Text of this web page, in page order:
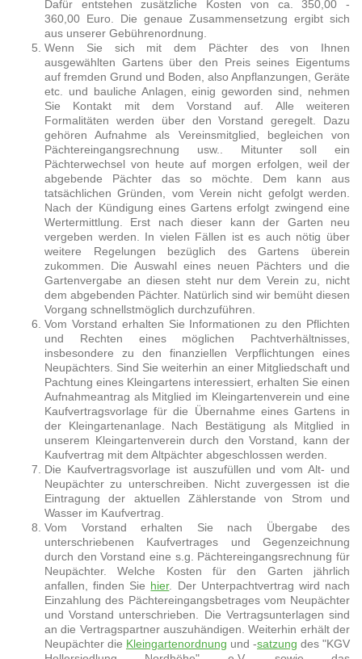
Dafür entstehen zusätzliche Kosten von ca. 350,00 -
360,00 Euro. Die genaue Zusammensetzung ergibt sich
aus unserer Gebührenordnung.
Wenn Sie sich mit dem Pächter des von Ihnen
ausgewählten Gartens über den Preis seines Eigentums
auf fremden Grund und Boden, also Anpflanzungen, Geräte
etc. und bauliche Anlagen, einig geworden sind, nehmen
Sie Kontakt mit dem Vorstand auf. Alle weiteren
Formalitäten werden über den Vorstand geregelt. Dazu
gehören Aufnahme als Vereinsmitglied, begleichen von
Pächtereingangsrechnung usw.. Mitunter soll ein
Pächterwechsel von heute auf morgen erfolgen, weil der
abgebende Pächter das so möchte. Dem kann aus
tatsächlichen Gründen, vom Verein nicht gefolgt werden.
Nach der Kündigung eines Gartens erfolgt zwingend eine
Wertermittlung. Erst nach dieser kann der Garten neu
vergeben werden. In vielen Fällen ist es auch nötig über
weitere Regelungen bezüglich des Gartens überein
zukommen. Die Auswahl eines neuen Pächters und die
Gartenvergabe an diesen steht nur dem Verein zu, nicht
dem abgebenden Pächter. Natürlich sind wir bemüht diesen
Vorgang schnellstmöglich durchzuführen.
Vom Vorstand erhalten Sie Informationen zu den Pflichten
und Rechten eines möglichen Pachtverhältnisses,
insbesondere zu den finanziellen Verpflichtungen eines
Neupächters. Sind Sie weiterhin an einer Mitgliedschaft und
Pachtung eines Kleingartens interessiert, erhalten Sie einen
Aufnahmeantrag als Mitglied im Kleingartenverein und eine
Kaufvertragsvorlage für die Übernahme eines Gartens in
der Kleingartenanlage. Nach Bestätigung als Mitglied in
unserem Kleingartenverein durch den Vorstand, kann der
Kaufvertrag mit dem Altpächter abgeschlossen werden.
Die Kaufvertragsvorlage ist auszufüllen und vom Alt- und
Neupächter zu unterschreiben. Nicht zuvergessen ist die
Eintragung der aktuellen Zählerstande von Strom und
Wasser im Kaufvertrag.
Vom Vorstand erhalten Sie nach Übergabe des
unterschriebenen Kaufvertrages und Gegenzeichnung
durch den Vorstand eine s.g. Pächtereingangsrechnung für
Neupächter. Welche Kosten für den Garten jährlich
anfallen, finden Sie hier. Der Unterpachtvertrag wird nach
Einzahlung des Pächtereingangsbetrages vom Neupächter
und Vorstand unterschrieben. Die Vertragsunterlagen sind
an die Vertragspartner auszuhändigen. Weiterhin erhält der
Neupächter die Kleingartenordnung und -satzung des "KGV